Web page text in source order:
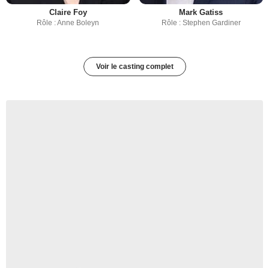
Claire Foy
Rôle : Anne Boleyn
Mark Gatiss
Rôle : Stephen Gardiner
Voir le casting complet